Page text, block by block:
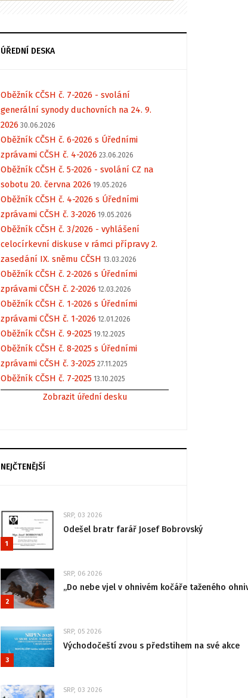
ÚŘEDNÍ DESKA
Oběžník CČSH č. 7-2026 - svolání
generální synody duchovních na 24. 9.
2026 30.06.2026
Oběžník CČSH č. 6-2026 s Úředními
zprávami CČSH č. 4-2026 23.06.2026
Oběžník CČSH č. 5-2026 - svolání CZ na
sobotu 20. června 2026 19.05.2026
Oběžník CČSH č. 4-2026 s Úředními
zprávami CČSH č. 3-2026 19.05.2026
Oběžník CČSH č. 3/2026 - vyhlášení
celocírkevní diskuse v rámci přípravy 2.
zasedání IX. sněmu CČSH 13.03.2026
Oběžník CČSH č. 2-2026 s Úředními
zprávami CČSH č. 2-2026 12.03.2026
Oběžník CČSH č. 1-2026 s Úředními
zprávami CČSH č. 1-2026 12.01.2026
Oběžník CČSH č. 9-2025 19.12.2025
Oběžník CČSH č. 8-2025 s Úředními
zprávami CČSH č. 3-2025 27.11.2025
Oběžník CČSH č. 7-2025 13.10.2025
Zobrazit úřední desku
NEJČTENĚJŠÍ
1
SRP, 03 2026
Odešel bratr farář Josef Bobrovský
2
SRP, 06 2026
„Do nebe vjel v ohnivém kočáře taženého
3
SRP, 05 2026
Východočeští zvou s předstihem na své akce
SRP, 03 2026